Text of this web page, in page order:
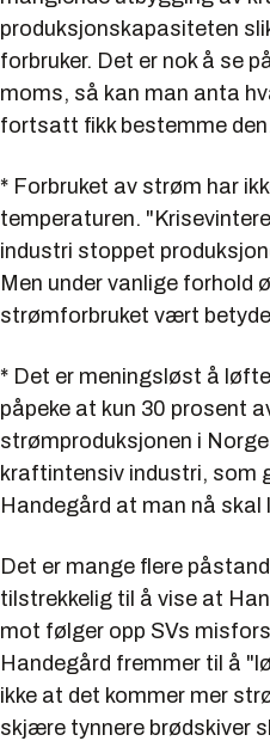
produksjonskapasiteten
forbruker. Det er nok å se
moms, så kan man anta
fortsatt fikk bestemme
* Forbruket av strøm har
temperaturen.
industri stoppet
Men under vanlige forhold
strømforbruket vært
* Det er meningsløst å
påpeke at kun 30 prosent
strømproduksjonen i
kraftintensiv industri, som
Handegård at man nå skal
Det er mange flere
tilstrekkelig til å vise at
mot følger opp SVs
Handegård fremmer til å
ikke at det kommer mer
skjære tynnere brødskiver